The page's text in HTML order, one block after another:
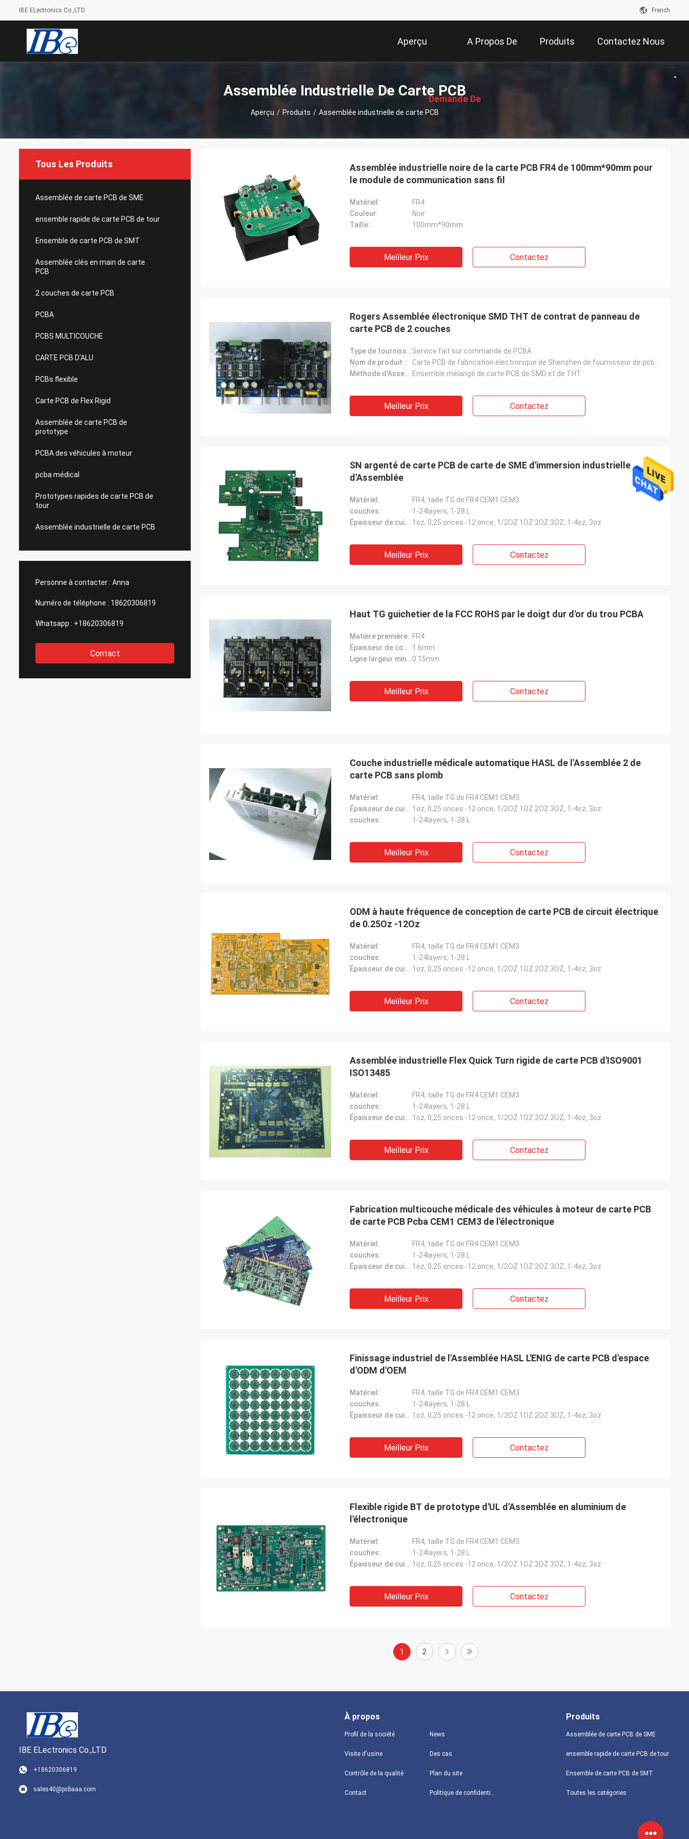
IBE ELectronics Co.,LTD French
Aperçu A Propos De Produits Contactez Nous
Demande De
Soumission
Assemblée Industrielle De Carte PCB
Aperçu / Produits / Assemblée industrielle de carte PCB
Tous Les Produits
Assemblée de carte PCB de SME
ensemble rapide de carte PCB de tour
Ensemble de carte PCB de SMT
Assemblée clés en main de carte
PCB
2 couches de carte PCB
PCBA
PCBS MULTICOUCHE
CARTE PCB D'ALU
PCBs flexible
Carte PCB de Flex Rigid
Assemblée de carte PCB de
prototype
PCBA des véhicules à moteur
pcba médical
Prototypes rapides de carte PCB de
tour
Assemblée industrielle de carte PCB
Personne à contacter : Anna
Numéro de téléphone : 18620306819
Whatsapp : +18620306819
Contact
Assemblée industrielle noire de la carte PCB FR4 de 100mm*90mm pour
le module de communication sans fil
Matériel:
FR4
Couleur:
Noir
Taille:
100mm*90mm
Meilleur Prix Contactez
Rogers Assemblée électronique SMD THT de contrat de panneau de
carte PCB de 2 couches
Type de fournisseur ::Service fait sur commande de PCBA
Nom de produit ::
Méthode d'Assemblée de carte PCB :: Ensemble mélangé de carte PCB de SMD et de THT
Meilleur Prix Contactez
SN argenté de carte PCB de carte de SME d'immersion industrielle
d'Assemblée
Matériel:
FR4, taille TG de FR4 CEM1 CEM3
couches:
1-24layers, 1-28 L
Épaisseur de cuivre: 1oz, 0,25 onces -12 once, 1/2OZ 1OZ 2OZ 3OZ, 1-4oz, 3oz
Meilleur Prix Contactez
Haut TG guichetier de la FCC ROHS par le doigt dur d'or du trou PCBA
Matière première: FR4
Épaisseur de conseil: 1.6mm
Ligne largeur minimale:0.15mm
Meilleur Prix Contactez
Couche industrielle médicale automatique HASL de l'Assemblée 2 de
carte PCB sans plomb
Matériel:
FR4, taille TG de FR4 CEM1 CEM3
Épaisseur de cuivre: 1oz, 0,25 onces -12 once, 1/2OZ 1OZ 2OZ 3OZ, 1-4oz, 3oz
couches:
1-24layers, 1-28 L
Meilleur Prix Contactez
ODM à haute fréquence de conception de carte PCB de circuit électrique
de 0.25Oz -12Oz
Matériel:
FR4, taille TG de FR4 CEM1 CEM3
couches:
1-24layers, 1-28 L
Épaisseur de cuivre: 1oz, 0,25 onces -12 once, 1/2OZ 1OZ 2OZ 3OZ, 1-4oz, 3oz
Meilleur Prix Contactez
Assemblée industrielle Flex Quick Turn rigide de carte PCB d'ISO9001
ISO13485
Matériel:
FR4, taille TG de FR4 CEM1 CEM3
couches:
1-24layers, 1-28 L
Épaisseur de cuivre: 1oz, 0,25 onces -12 once, 1/2OZ 1OZ 2OZ 3OZ, 1-4oz, 3oz
Meilleur Prix Contactez
Fabrication multicouche médicale des véhicules à moteur de carte PCB
de carte PCB Pcba CEM1 CEM3 de l'électronique
Matériel:
FR4, taille TG de FR4 CEM1 CEM3
couches:
1-24layers, 1-28 L
Épaisseur de cuivre: 1oz, 0,25 onces -12 once, 1/2OZ 1OZ 2OZ 3OZ, 1-4oz, 3oz
Meilleur Prix Contactez
Finissage industriel de l'Assemblée HASL L'ENIG de carte PCB d'espace
d'ODM d'OEM
Matériel:
FR4, taille TG de FR4 CEM1 CEM3
couches:
1-24layers, 1-28 L
Épaisseur de cuivre: 1oz, 0,25 onces -12 once, 1/2OZ 1OZ 2OZ 3OZ, 1-4oz, 3oz
Meilleur Prix Contactez
Flexible rigide BT de prototype d'UL d'Assemblée en aluminium de
l'électronique
Matériel:
FR4, taille TG de FR4 CEM1 CEM3
couches:
1-24layers, 1-28 L
Épaisseur de cuivre: 1oz, 0,25 onces -12 once, 1/2OZ 1OZ 2OZ 3OZ, 1-4oz, 3oz
Meilleur Prix Contactez
1 2
IBE ELectronics Co.,LTD
+18620306819
sales40@pcbaaa.com
À propos
Profil de la société
Visite d'usine
Contrôle de la qualité
Contact
News
Des cas
Plan du site
Politique de confidentialité
Produits
Assemblée de carte PCB de SME
ensemble rapide de carte PCB de tour
Ensemble de carte PCB de SMT
Toutes les catégories